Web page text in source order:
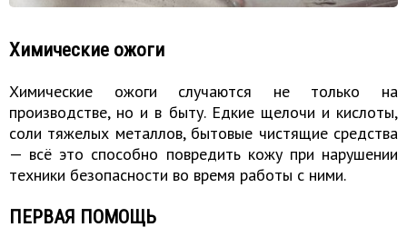
Химические ожоги
Химические ожоги случаются не только на
производстве, но и в быту. Едкие щелочи и кислоты,
соли тяжелых металлов, бытовые чистящие средства
— всё это способно повредить кожу при нарушении
техники безопасности во время работы с ними.
ПЕРВАЯ ПОМОЩЬ